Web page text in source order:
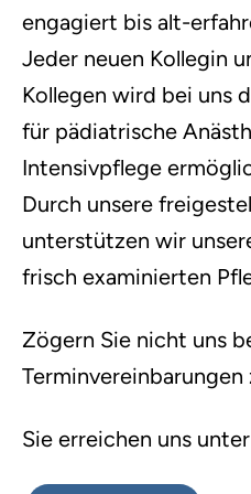
engagiert bis alt-
Jeder neuen Kollegin
Kollegen wird bei uns
für pädiatrische
Intensivpflege
Durch unsere
unterstützen wir
frisch examinierten
Zögern Sie nicht uns
Sie erreichen uns